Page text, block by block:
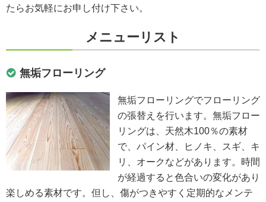
たらお気軽にお申し付け下さい。
メニューリスト
無垢フローリング
無垢フローリングでフローリング
の張替えを行います。無垢フロー
リングは、天然木100％の素材
で、パイン材、ヒノキ、スギ、キ
リ、オークなどがあります。時間
が経過すると色合いの変化があり
楽しめる素材です。但し、傷がつきやすく定期的なメンテ